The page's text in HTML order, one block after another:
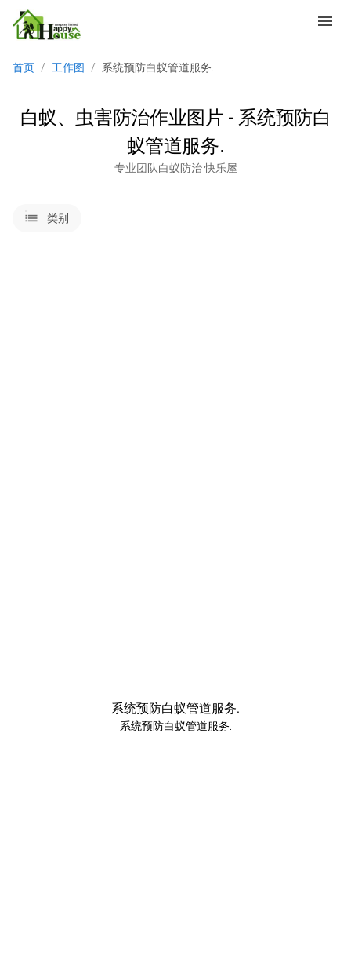
menu
首页 / 工作图 / 系统预防白蚁管道服务.
白蚁、虫害防治作业图片 - 系统预防白
蚁管道服务.
专业团队白蚁防治 快乐屋
lists类别
系统预防白蚁管道服务.
系统预防白蚁管道服务.